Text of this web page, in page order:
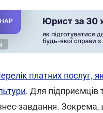
платних послуг,
. Для підприємців
завдання.